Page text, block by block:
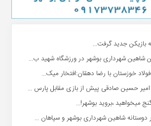
بازیکن جدید گرفت...
شاهین شهردارى بوشهر در ورزشگاه شهید ب...
فولاد خوزستان با رضا دهقان:افتخار میک...
حسین صادقی پیش از بازی مقابل پارس ...
میخواهید ،بروید بوشهر!...
دوستانه شاهین شهردارى بوشهر و سپاهان ...